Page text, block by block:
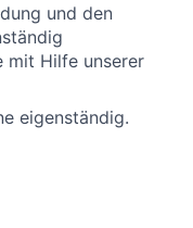
und den
Hilfe unserer
eigenständig.